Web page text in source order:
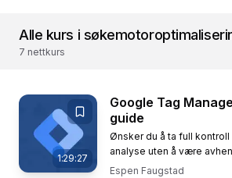
Alle kurs i
7 nettkurs
1:29:27
Google Tag
guide
Ønsker du å ta full
analyse uten å være
Google Tag Manager
Espen Faugstad